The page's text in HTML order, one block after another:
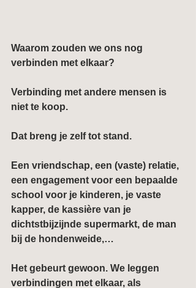
Waarom zouden we ons nog
verbinden met elkaar?
Verbinding met andere mensen is
niet te koop.
Dat breng je zelf tot stand.
Een vriendschap, een (vaste) relatie,
een engagement voor een bepaalde
school voor je kinderen, je vaste
kapper, de kassière van je
dichtstbijzijnde supermarkt, de man
bij de hondenweide,…
Het gebeurt gewoon. We leggen
verbindingen met elkaar, als